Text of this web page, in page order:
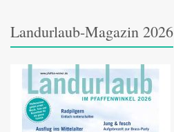
Landurlaub-Magazin 2026